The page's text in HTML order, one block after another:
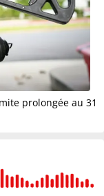
prolongée au 31